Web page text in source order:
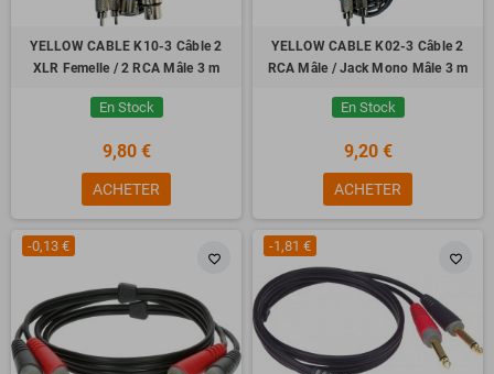
YELLOW CABLE K10-3 Câble 2
XLR Femelle / 2 RCA Mâle 3 m
En Stock
9,80 €
ACHETER
YELLOW CABLE K02-3 Câble 2
RCA Mâle / Jack Mono Mâle 3 m
En Stock
9,20 €
ACHETER
favorite_border
-0,13 €
favorite_border
-1,81 €